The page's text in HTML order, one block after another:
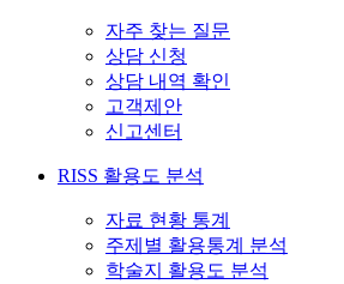
자주 찾는 질문
상담 신청
상담 내역 확인
고객제안
신고센터
RISS 활용도 분석
자료 현황 통계
주제별 활용통계 분석
학술지 활용도 분석